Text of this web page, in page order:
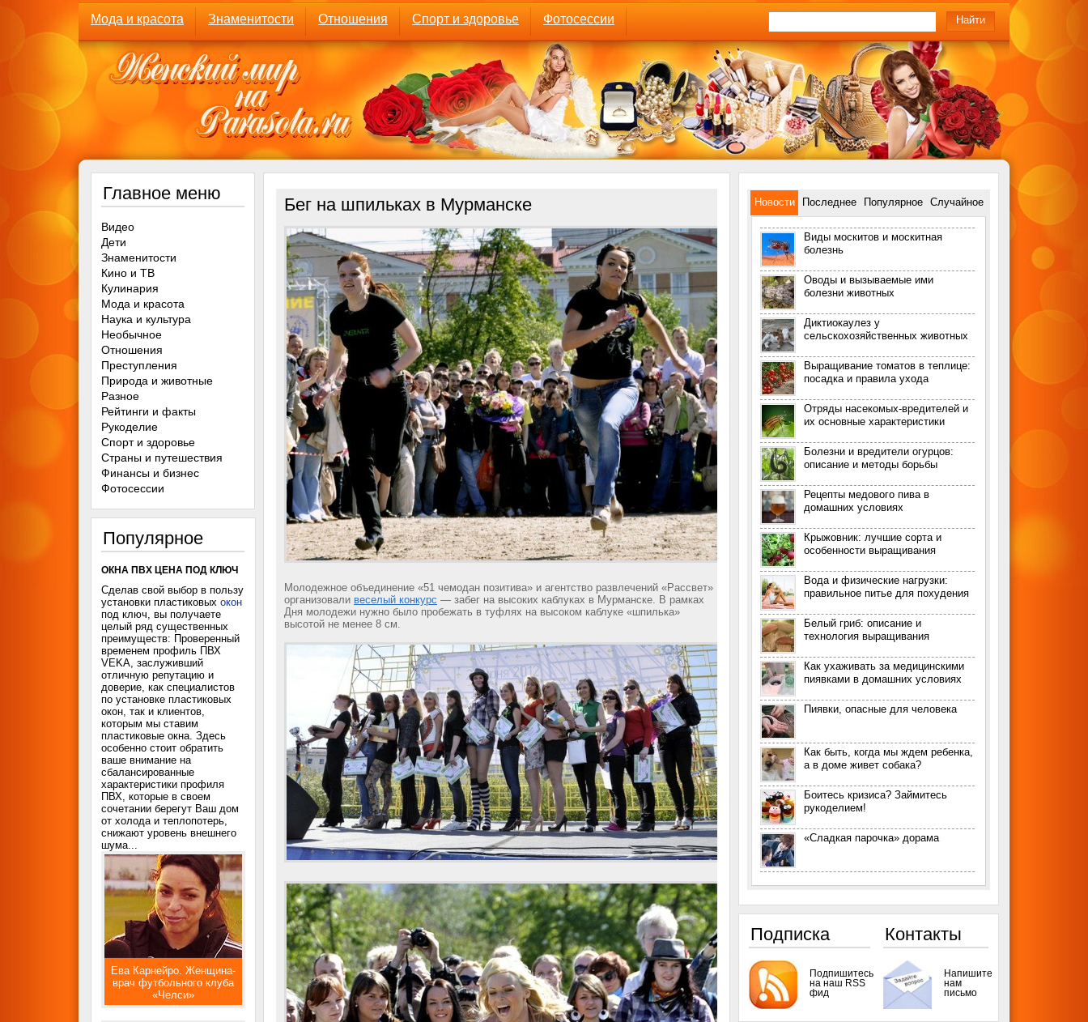
Мода и красота Знаменитости Отношения Спорт и здоровье Фотосессии
Бег на шпильках в Мурманске
Молодежное объединение «51 чемодан позитива» и агентство развлечений «Рассвет»
организовали веселый конкурс — забег на высоких каблуках в Мурманске. В рамках
Дня молодежи нужно было пробежать в туфлях на высоком каблуке «шпилька»
высотой не менее 8 см.
Главное меню
Видео
Дети
Знаменитости
Кино и ТВ
Кулинария
Мода и красота
Наука и культура
Необычное
Отношения
Преступления
Природа и животные
Разное
Рейтинги и факты
Рукоделие
Спорт и здоровье
Страны и путешествия
Финансы и бизнес
Фотосессии
Популярное
ОКНА ПВХ ЦЕНА ПОД КЛЮЧ
Сделав свой выбор в пользу
установки пластиковых окон
под ключ, вы получаете
целый ряд существенных
преимуществ: Проверенный
временем профиль ПВХ
VEKA, заслуживший
отличную репутацию и
доверие, как специалистов
по установке пластиковых
окон, так и клиентов,
которым мы ставим
пластиковые окна. Здесь
особенно стоит обратить
ваше внимание на
сбалансированные
характеристики профиля
ПВХ, которые в своем
сочетании берегут Ваш дом
от холода и теплопотерь,
снижают уровень внешнего
шума...
Ева Карнейро. Женщина-
врач футбольного клуба
«Челси»
Новости Последнее Популярное Случайное
Виды москитов и москитная
болезнь
Оводы и вызываемые ими
болезни животных
Диктиокаулез у
сельскохозяйственных животных
Выращивание томатов в теплице:
посадка и правила ухода
Отряды насекомых-вредителей и
их основные характеристики
Болезни и вредители огурцов:
описание и методы борьбы
Рецепты медового пива в
домашних условиях
Крыжовник: лучшие сорта и
особенности выращивания
Вода и физические нагрузки:
правильное питье для похудения
Белый гриб: описание и
технология выращивания
Как ухаживать за медицинскими
пиявками в домашних условиях
Пиявки, опасные для человека
Как быть, когда мы ждем ребенка,
а в доме живет собака?
Боитесь кризиса? Займитесь
рукоделием!
«Сладкая парочка» дорама
Подписка
Подпишитесь
на наш RSS
фид
Контакты
Напишите
нам
письмо